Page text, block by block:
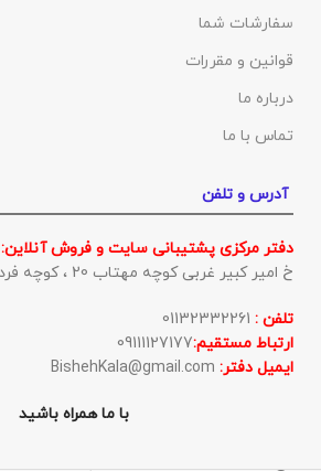
سفارشات شما
قوانین و مقررات
درباره ما
تماس با ما
آدرس و تلفن
دفتر مرکزی پشتیبانی سایت و فروش آنلاین:
خ امیر کبیر غربی کوچه مهتاب 20 ، کوچه فردوس 14
تلفن :
ارتباط مستقیم:09111127177
ایمیل دفتر:
با ما همراه باشید